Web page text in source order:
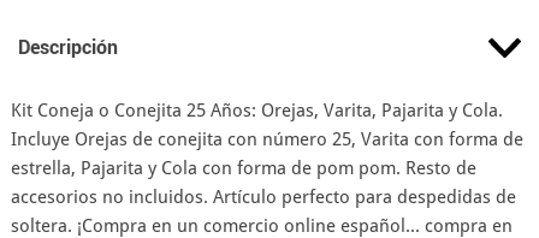
Descripción
Kit Coneja o Conejita 25 Años: Orejas, Varita, Pajarita y Cola.
Incluye Orejas de conejita con número 25, Varita con forma de
estrella, Pajarita y Cola con forma de pom pom. Resto de
accesorios no incluidos. Artículo perfecto para despedidas de
soltera. ¡Compra en un comercio online español... compra en